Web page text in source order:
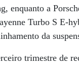
enquanto a
Turbo S E-
da
trimestre de